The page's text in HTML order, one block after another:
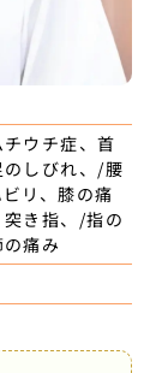
ウチ症、首
しびれ、/腰
リ、膝の痛
き指、/指の
痛み